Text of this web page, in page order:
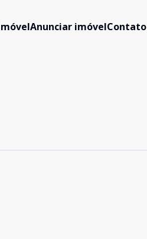
Anunciar imóvelContato